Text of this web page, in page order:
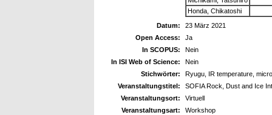
Honda, Chikatoshi
Datum:
23 März 2021
Open Access:
Ja
In SCOPUS:
Nein
In ISI Web of Science:
Nein
Stichwörter:
Ryugu, IR temperature,
Veranstaltungstitel:
SOFIA Rock, Dust and Ice
Veranstaltungsort:
Virtuell
Veranstaltungsart:
Workshop